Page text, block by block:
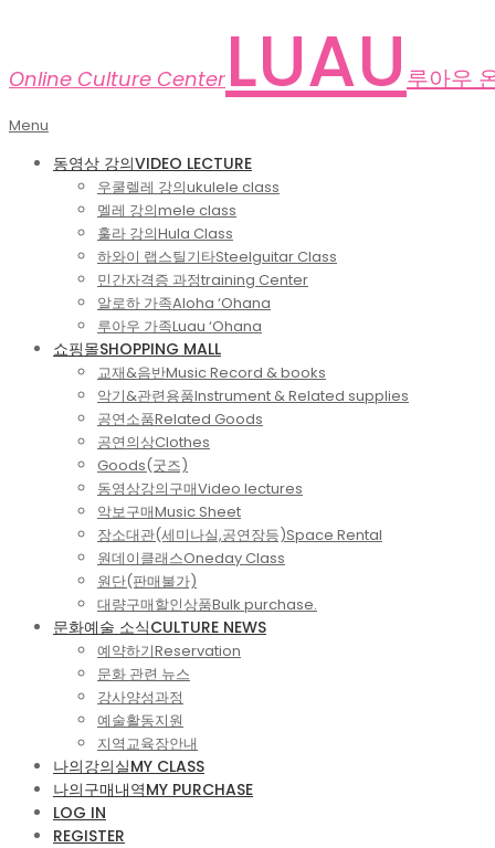
Online Culture Center LUAU 루아우
Primary
Menu
Menu
동영상 강의VIDEO LECTURE
우쿨렐레 강의ukulele class
멜레 강의mele class
훌라 강의Hula Class
하와이 랩스틸기타Steelguitar Class
민간자격증 과정training Center
알로하 가족Aloha ‘Ohana
루아우 가족Luau ‘Ohana
쇼핑몰SHOPPING MALL
교재&음반Music Record & books
악기&관련용품Instrument & Related supplies
공연소품Related Goods
공연의상Clothes
Goods(굿즈)
동영상강의구매Video lectures
악보구매Music Sheet
장소대관(세미나실,공연장등)Space Rental
원데이클래스Oneday Class
원단(판매불가)
대량구매할인상품Bulk purchase.
문화예술 소식CULTURE NEWS
예약하기Reservation
문화 관련 뉴스
강사양성과정
예술활동지원
지역교육장안내
나의강의실MY CLASS
나의구매내역MY PURCHASE
LOG IN
REGISTER